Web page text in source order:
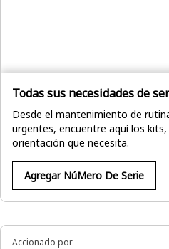
Todas sus necesidades de
Desde el mantenimiento de
urgentes, encuentre aquí los
orientación que necesita.
Agregar NúMero De Serie
Accionado por